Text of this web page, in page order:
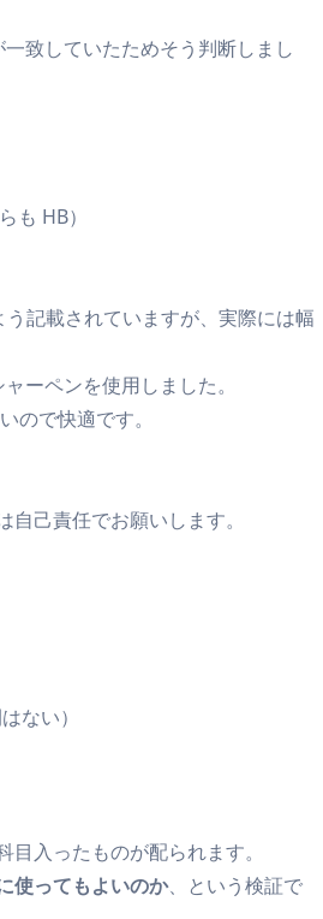
致していたためそう判断しまし
も HB）
記載されていますが、実際には幅
ーペンを使用しました。
ので快適です。
己責任でお願いします。
ない）
入ったものが配られます。
使ってもよいのか、という検証で